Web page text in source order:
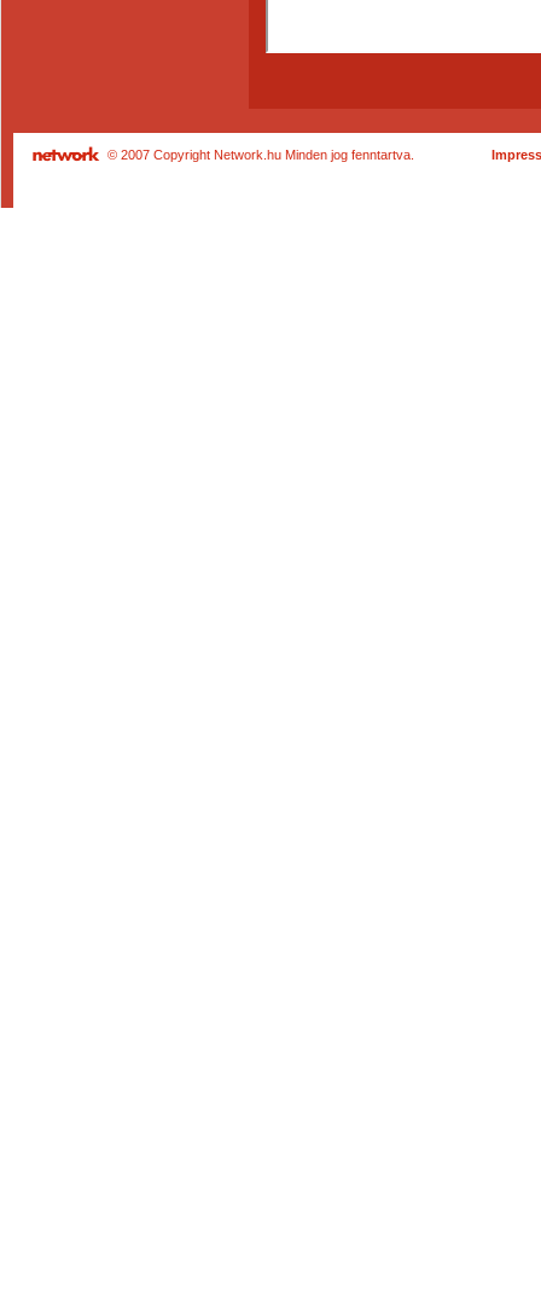
© 2007 Copyright Network.hu Minden jog fenntartva.